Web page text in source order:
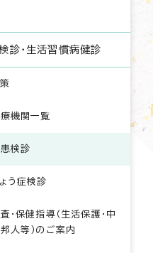
診・生活習慣病健診
機関一覧
検診
う症検診
・保健指導（生活保護・中
人等）のご案内